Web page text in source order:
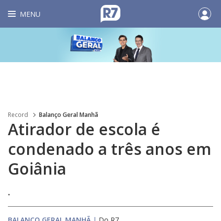
MENU
Record Balanço Geral Manhã
Atirador de escola é
condenado a três anos em
Goiânia
.